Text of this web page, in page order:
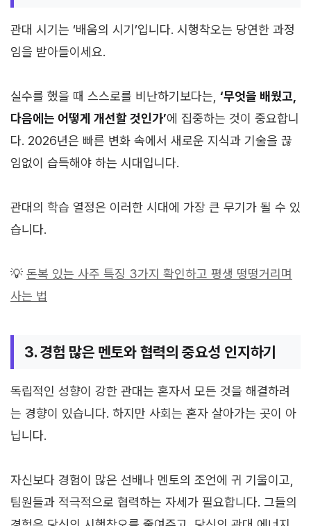
관대 시기는 ‘배움의 시기’입니다. 시행착오는 당연한 과정
임을 받아들이세요.
실수를 했을 때 스스로를 비난하기보다는, ‘무엇을 배웠고,
다음에는 어떻게 개선할 것인가’에 집중하는 것이 중요합니
다. 2026년은 빠른 변화 속에서 새로운 지식과 기술을 끊
임없이 습득해야 하는 시대입니다.
관대의 학습 열정은 이러한 시대에 가장 큰 무기가 될 수 있
습니다.
💡 돈복 있는 사주 특징 3가지 확인하고 평생 떵떵거리며
사는 법
3. 경험 많은 멘토와 협력의 중요성 인지하기
독립적인 성향이 강한 관대는 혼자서 모든 것을 해결하려
는 경향이 있습니다. 하지만 사회는 혼자 살아가는 곳이 아
닙니다.
자신보다 경험이 많은 선배나 멘토의 조언에 귀 기울이고,
팀원들과 적극적으로 협력하는 자세가 필요합니다. 그들의